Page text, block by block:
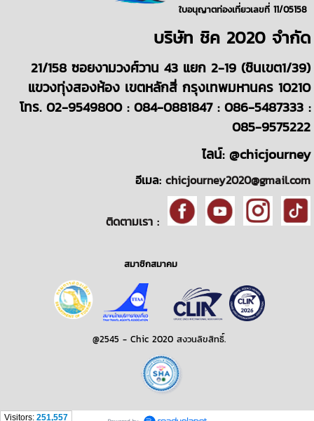
ใบอนุญาตท่องเที่ยวเลขที่ 11/05158
บริษัท ชิค 2020 จำกัด
21/158 ซอยงามวงศ์วาน 43 แยก 2-19 (ชินเขต1/39)
แขวงทุ่งสองห้อง เขตหลักสี่ กรุงเทพมหานคร 10210
โทร. 02-9549800 : 084-0881847 : 086-5487333 :
085-9575222
ไลน์: @chicjourney
อีเมล: chicjourney2020@gmail.com
ติดตามเรา :
สมาชิกสมาคม
@2545 - Chic 2020 สงวนลิขสิทธิ์.
Visitors: 251,557